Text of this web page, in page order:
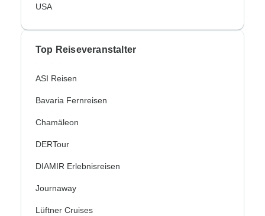
USA
Top Reiseveranstalter
ASI Reisen
Bavaria Fernreisen
Chamäleon
DERTour
DIAMIR Erlebnisreisen
Journaway
Lüftner Cruises